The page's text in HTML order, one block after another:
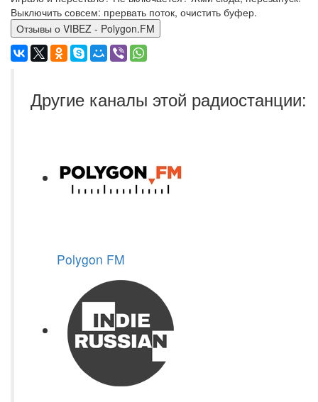
Выключить совсем: прервать поток, очистить буфер.
Отзывы о VIBEZ - Polygon.FM
Другие каналы этой радиостанции:
Polygon FM